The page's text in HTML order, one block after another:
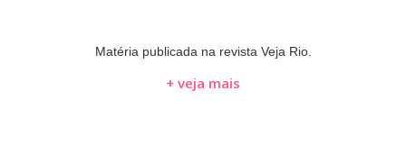
Matéria publicada na revista Veja Rio.
+ veja mais